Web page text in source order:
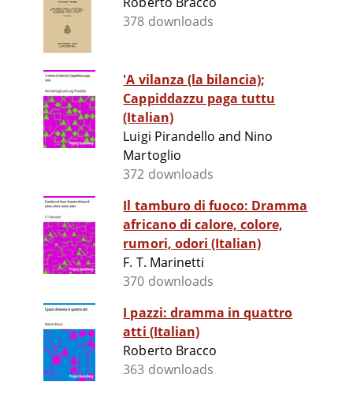
378 downloads
'A vilanza (la bilancia);
Cappiddazzu paga tuttu
(Italian)
Luigi Pirandello and Nino
Martoglio
372 downloads
Il tamburo di fuoco: Dramma
africano di calore, colore,
rumori, odori (Italian)
F. T. Marinetti
370 downloads
I pazzi: dramma in quattro
atti (Italian)
Roberto Bracco
363 downloads